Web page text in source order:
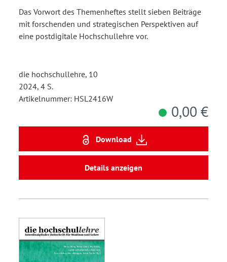
Das Vorwort des Themenheftes stellt sieben Beiträge
mit forschenden und strategischen Perspektiven auf
eine postdigitale Hochschullehre vor.
die hochschullehre, 10
2024, 4 S.
Artikelnummer: HSL2416W
0,00 €
Download
Details anzeigen